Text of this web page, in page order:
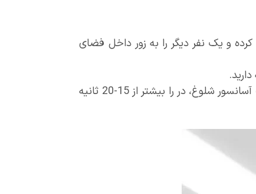
و یک نفر دیگر را به زور داخل فضای
در را برای دوست یا همکاری که برای گرفتن قهوه یا رفتن به سرویس بهداشتی رفته، نگه ندارید. هیچوقت در یک آسانسور شلوغ، در را بیشتر از 15-20 ثانیه